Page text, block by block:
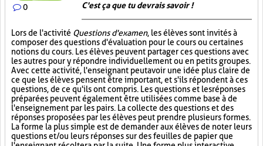
0 C'est ça que tu devrais savoir !
Lors de l'activité Questions d'examen, les élèves sont invités à
composer des questions d'évaluation pour le cours ou certaines
notions du cours. Les élèves peuvent partager ces questions avec
les autres pour y répondre individuellement ou en petits groupes.
Avec cette activité, l'enseignant peut avoir une idée plus claire de
ce que les élèves pensent être important, et s'ils répondent à ces
questions, de ce qu'ils ont compris. Les questions et les réponses
préparées peuvent également être utilisées comme base à de
l'enseignement par les pairs. La collecte des questions et des
réponses proposées par les élèves peut prendre plusieurs formes.
La forme la plus simple est de demander aux élèves de noter leurs
questions et/ou leurs réponses sur des feuilles de papier que